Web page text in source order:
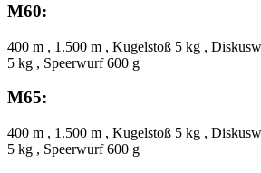
M60:
400 m , 1.500 m , Kugelstoß 5 kg ,
5 kg , Speerwurf 600 g
M65:
400 m , 1.500 m , Kugelstoß 5 kg ,
5 kg , Speerwurf 600 g